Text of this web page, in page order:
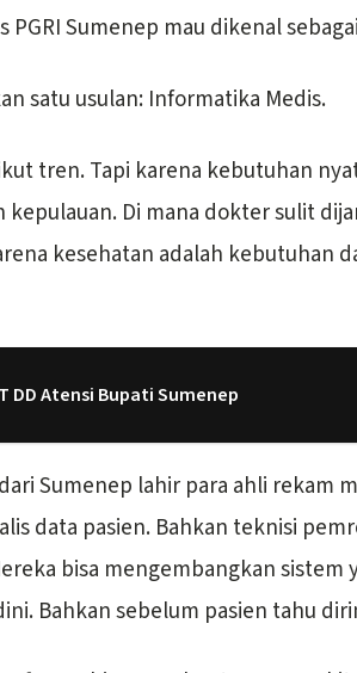
PGRI Sumenep mau dikenal
satu usulan: Informatika Medis.
tren. Tapi karena kebutuhan
kepulauan. Di mana dokter sulit
kesehatan adalah kebutuhan
DD Atensi Bupati Sumenep
Sumenep lahir para ahli rekam
data pasien. Bahkan teknisi
bisa mengembangkan sistem
Bahkan sebelum pasien tahu